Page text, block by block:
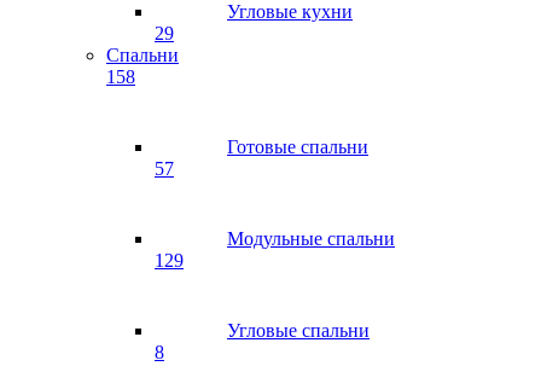
Угловые кухни
29
Спальни
158
Готовые спальни
57
Модульные спальни
129
Угловые спальни
8